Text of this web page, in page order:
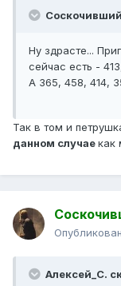
Ну здрасте...
сейчас есть -
А 365, 458, 414,
Так в том и
данном случаекак
Алексей_С.